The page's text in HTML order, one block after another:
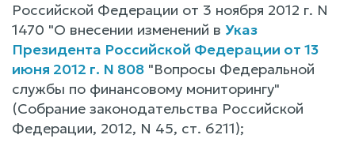
Российской Федерации от 3 ноября 2012 г. N
1470 "О внесении изменений в Указ
Президента Российской Федерации от 13
июня 2012 г. N 808 "Вопросы Федеральной
службы по финансовому мониторингу"
(Собрание законодательства Российской
Федерации, 2012, N 45, ст. 6211);